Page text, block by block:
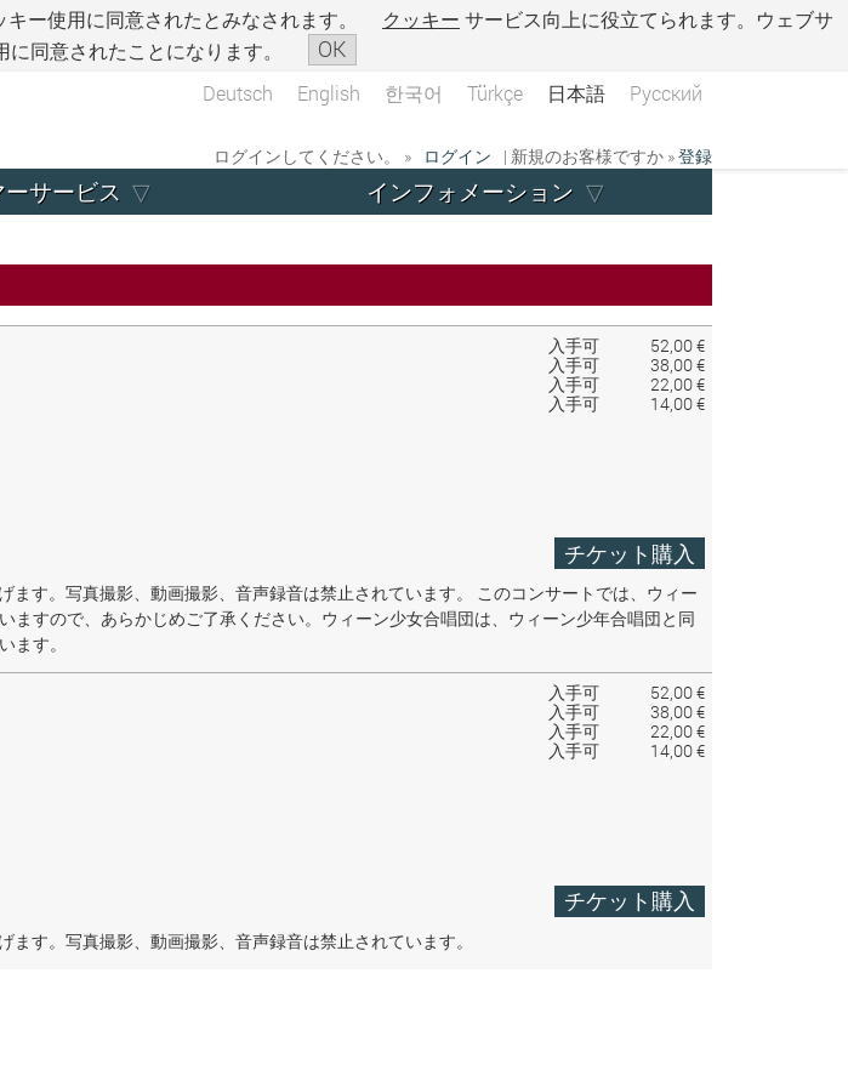
ー使用に同意されたとみなされます。 クッキー サービス向上に役立てられます。ウェブサ
同意されたことになります。
OK
Deutsch English 한국어 Türkçe 日本語 Русский
ログインしてください。 » ログイン | 新規のお客様ですか »登録
サービス インフォメーション
入手可
52,00 €
入手可
38,00 €
入手可
22,00 €
入手可
14,00 €
チケット購入
す。写真撮影、動画撮影、音声録音は禁止されています。 このコンサートでは、ウィー
ますので、あらかじめご了承ください。ウィーン少女合唱団は、ウィーン少年合唱団と同
ます。
入手可
52,00 €
入手可
38,00 €
入手可
22,00 €
入手可
14,00 €
チケット購入
す。写真撮影、動画撮影、音声録音は禁止されています。